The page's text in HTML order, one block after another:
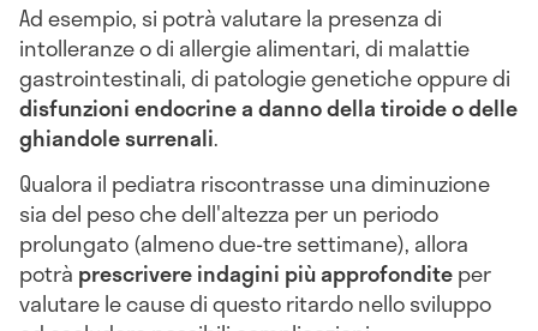
Ad esempio, si potrà valutare la presenza di
intolleranze o di allergie alimentari, di malattie
gastrointestinali, di patologie genetiche oppure di
disfunzioni endocrine a danno della tiroide o delle
ghiandole surrenali.
Qualora il pediatra riscontrasse una diminuzione
sia del peso che dell'altezza per un periodo
prolungato (almeno due-tre settimane), allora
potrà prescrivere indagini più approfonditeper
valutare le cause di questo ritardo nello sviluppo